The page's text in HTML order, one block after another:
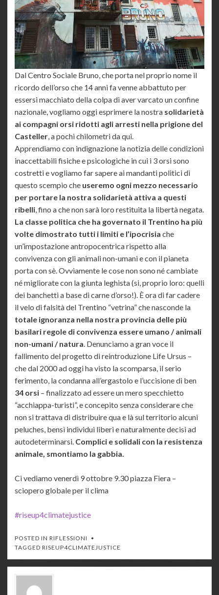
Dal Centro Sociale Bruno, che porta nel proprio nome il
ricordo dell’orso che 14 anni fa venne abbattuto per
essersi macchiato della colpa di aver varcato un confine
nazionale, vogliamo oggi esprimere la nostra solidarietà
ai compagni orsi ridotti agli arresti nella prigione del
Casteller, a pochi chilometri da qui.
Apprendiamo con indignazione la notizia delle condizioni
inaccettabili fisiche e psicologiche in cui i 3 orsi sono
costretti e vogliamo far sapere ai mandanti politici di
questo scempio che useremo ogni mezzo necessario
per portare la nostra solidarietà attiva a questi
ribelli, fino a che non sarà loro restituita la libertà negata.
La classe politica che ha governato il Trentino ha più
volte dimostrato tutti i limiti e l’ipocrisia che
un’impostazione antropocentrica rispetto alla
convivenza con gli animali non-umani e con il pianeta
porta con sè. Ovviamente le cose non sono né cambiate
né migliorate con la giunta leghista (si, proprio loro: quelli
dei banchetti a base di carne d’orso!). È ora di far cadere
il velo di falsità del Trentino “vetrina” che nasconde la
totale ignoranza nella nostra provincia delle più
basilari regole di convivenza essere umano / animali
non-umani / natura. Denunciamo a gran voce il
fallimento del progetto di reintroduzione Life Ursus –
che dal 2000 ad oggi ha visto la scomparsa, il serio
ferimento, la condanna all’ergastolo e l’uccisione di ben
34 orsi – finalizzato ad essere un mero specchietto
“acchiappa-turisti”, e concepito senza considerare che
non si trattava di distribuire qua e là sul territorio alcuni
peluches, bensì individui liberi e naturalmente decisi ad
autodeterminarsi. Complici e solidali con la resistenza
animale, smontiamo la gabbia.
Ci vediamo venerdì 9 ottobre 9.30 piazza Fiera –
sciopero globale per il clima
#riseup4climatejustice
POSTED IN RIFLESSIONI
TAGGED RISEUP4CLIMATEJUSTICE